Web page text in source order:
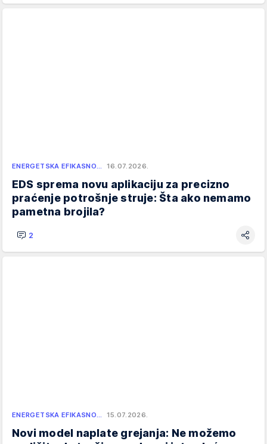
ENERGETSKA EFIKASNO… 16.07.2026.
EDS sprema novu aplikaciju za precizno
praćenje potrošnje struje: Šta ako nemamo
pametna brojila?
2
ENERGETSKA EFIKASNO… 15.07.2026.
Novi model naplate grejanja: Ne možemo